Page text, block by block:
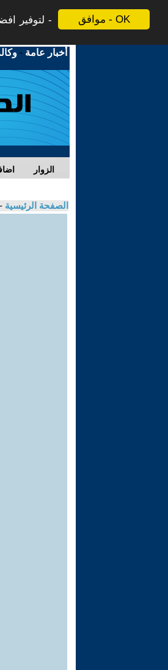
موافق - OK
لتوفير
أخبار عامة -
الزوار
الصفحة الرئيسية -